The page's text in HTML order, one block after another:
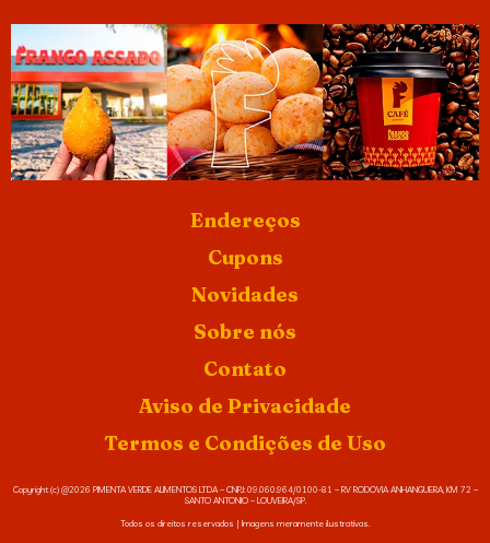
Endereços
Cupons
Novidades
Sobre nós
Contato
Aviso de Privacidade
Termos e Condições de Uso
Copyright (c) @2026 PIMENTA VERDE ALIMENTOS LTDA – CNPJ: 09.060.964/0100-81 – RV RODOVIA ANHANGUERA, KM 72 –
SANTO ANTONIO – LOUVEIRA/SP.
Todos os direitos reservados | Imagens meramente ilustrativas.